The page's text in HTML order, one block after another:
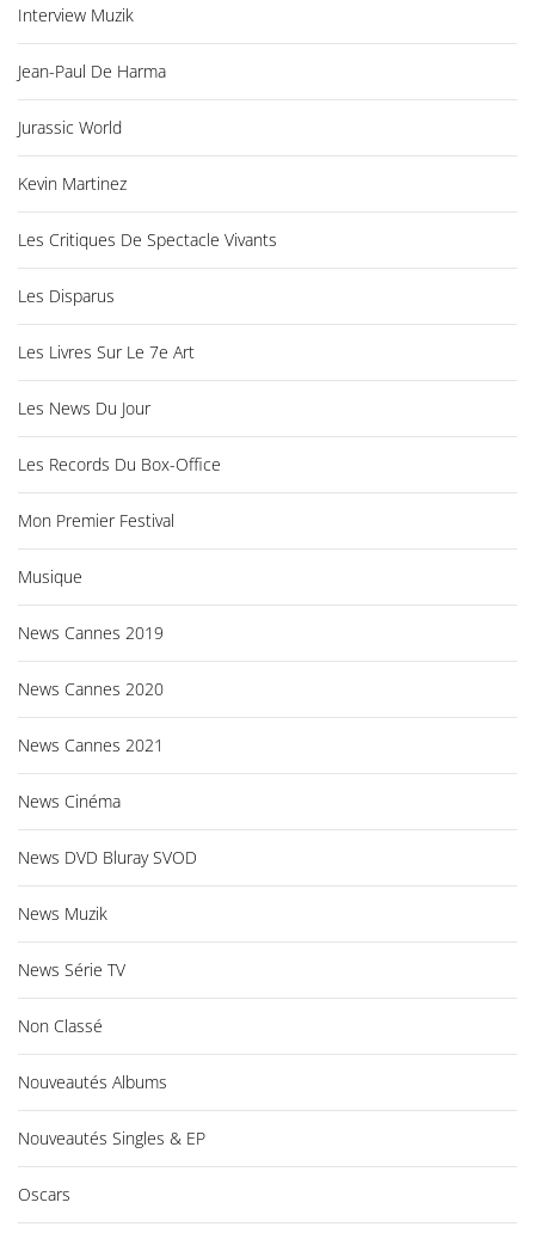
Interview Muzik
Jean-Paul De Harma
Jurassic World
Kevin Martinez
Les Critiques De Spectacle Vivants
Les Disparus
Les Livres Sur Le 7e Art
Les News Du Jour
Les Records Du Box-Office
Mon Premier Festival
Musique
News Cannes 2019
News Cannes 2020
News Cannes 2021
News Cinéma
News DVD Bluray SVOD
News Muzik
News Série TV
Non Classé
Nouveautés Albums
Nouveautés Singles & EP
Oscars